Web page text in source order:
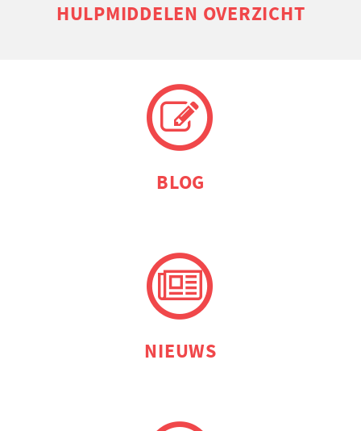
HULP­MIDDELEN OVERZICHT
BLOG
NIEUWS